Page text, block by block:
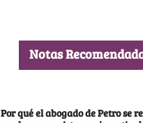
Notas
Por qué el abogado de Petro se